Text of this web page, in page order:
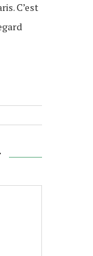
C’est